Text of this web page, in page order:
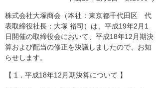
株式会社大塚商会（本社：東京都千代田区 代
表取締役社長：大塚 裕司）は、平成19年2月1
日開催の取締役会において、平成18年12月期決
算および配当の修正を決議しましたので、お知
らせします。
【 1．平成18年12月期決算について 】